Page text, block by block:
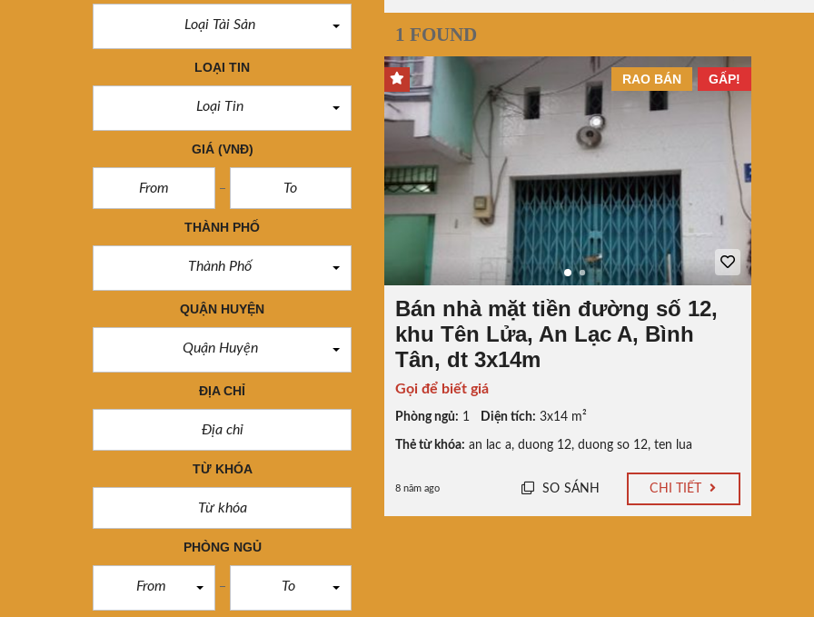
Loại Tài Sản
LOẠI TIN
Loại Tin
GIÁ (VNĐ)
THÀNH PHỐ
Thành Phố
QUẬN HUYỆN
Quận Huyện
ĐỊA CHỈ
TỪ KHÓA
PHÒNG NGỦ
From To
1 FOUND
GẤP!
RAO BÁN
Bán nhà mặt tiền đường số 12,
khu Tên Lửa, An Lạc A, Bình
Tân, dt 3x14m
Gọi để biết giá
Phòng ngủ: 1 Diện tích: 3x14 m²
Thẻ từ khóa: an lac a, duong 12, duong so 12, ten lua
8 năm ago SO SÁNH CHI TIẾT